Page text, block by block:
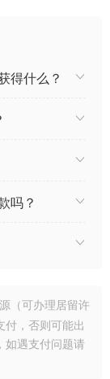
得什么？
吗？
（可办理居留许
付，否则可能出
如遇支付问题请